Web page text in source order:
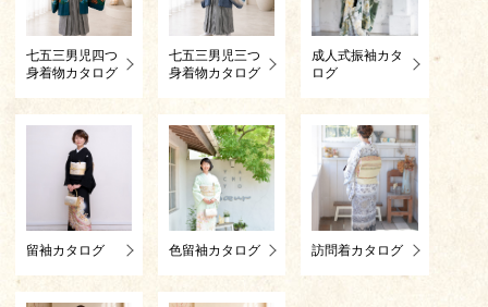
七五三男児四つ
身着物カタログ
七五三男児三つ
身着物カタログ
成人式振袖カタ
ログ
留袖カタログ 色留袖カタログ 訪問着カタログ